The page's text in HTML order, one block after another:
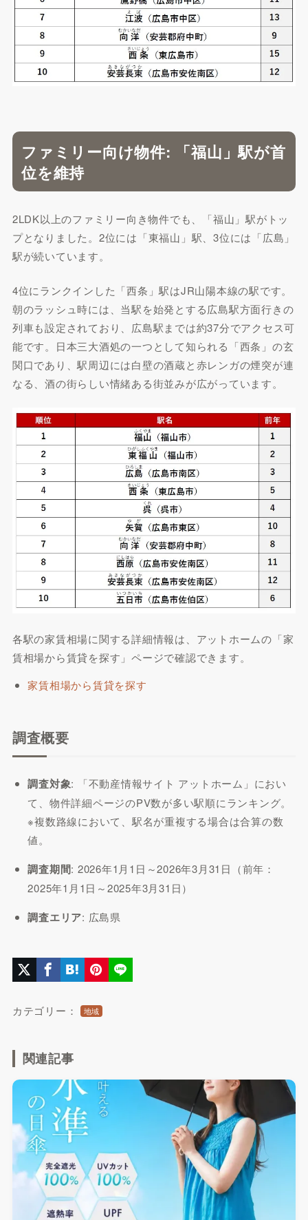
ファミリー向け物件: 「福山」駅が首
位を維持
2LDK以上のファミリー向き物件でも、「福山」駅がトッ
プとなりました。2位には「東福山」駅、3位には「広島」
駅が続いています。
4位にランクインした「西条」駅はJR山陽本線の駅です。
朝のラッシュ時には、当駅を始発とする広島駅方面行きの
列車も設定されており、広島駅までは約37分でアクセス可
能です。日本三大酒処の一つとして知られる「西条」の玄
関口であり、駅周辺には白壁の酒蔵と赤レンガの煙突が連
なる、酒の街らしい情緒ある街並みが広がっています。
各駅の家賃相場に関する詳細情報は、アットホームの「家
賃相場から賃貸を探す」ページで確認できます。
家賃相場から賃貸を探す
調査概要
調査対象: 「不動産情報サイト アットホーム」におい
て、物件詳細ページのPV数が多い駅順にランキング。
※複数路線において、駅名が重複する場合は合算の数
値。
調査期間: 2026年1月1日～2026年3月31日（前年：
2025年1月1日～2025年3月31日）
調査エリア: 広島県
カテゴリー： 地域
関連記事